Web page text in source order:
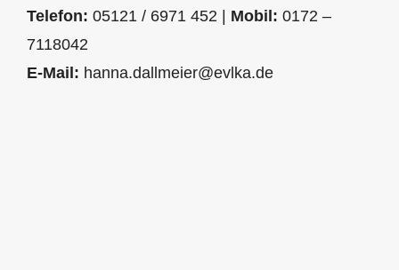
Telefon: 05121 / 6971 452 | Mobil: 0172 –
7118042
E-Mail: hanna.dallmeier@evlka.de